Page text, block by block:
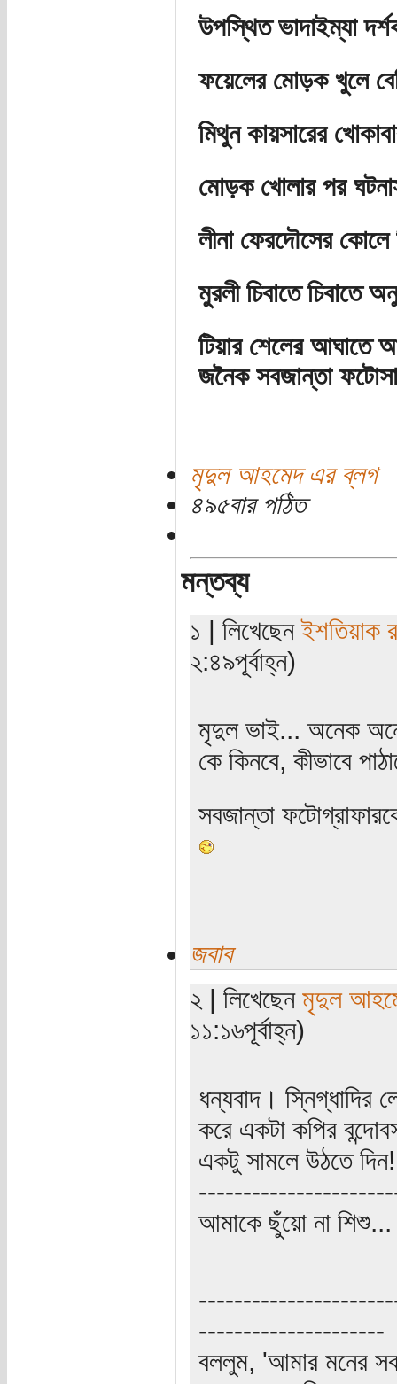
উপস্থিত ভাদাইম্যা
ফয়েলের মোড়ক খুলে
মিথুন কায়সারের
মোড়ক খোলার পর
লীনা ফেরদৌসের
মুরলী চিবাতে চিবাতে
টিয়ার শেলের আঘাতে
জনৈক সবজান্তা
মৃদুল আহমেদ এর ব্লগ
৪৯৫বার পঠিত
মন্তব্য
১ | লিখেছেনইশতিয়াক
২:৪৯পূর্বাহ্ন)
মৃদুল ভাই... অনেক
কে কিনবে, কীভাবে
সবজান্তা
জবাব
২ | লিখেছেন মৃদুল
১১:১৬পূর্বাহ্ন)
ধন্যবাদ। স্নিগ্ধাদির
করে একটা কপির
একটু সামলে উঠতে দিন!
আমাকে ছুঁয়ো না শিশু...
---------------------
বললুম, 'আমার মনের